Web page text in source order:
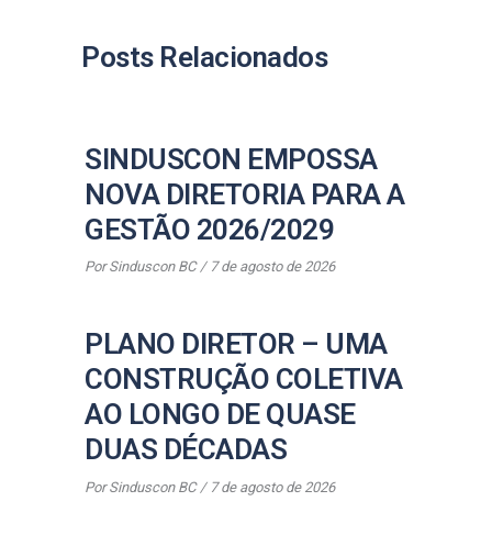
Posts Relacionados
SINDUSCON EMPOSSA
NOVA DIRETORIA PARA A
GESTÃO 2026/2029
Por Sinduscon BC 7 de agosto de 2026
PLANO DIRETOR – UMA
CONSTRUÇÃO COLETIVA
AO LONGO DE QUASE
DUAS DÉCADAS
Por Sinduscon BC 7 de agosto de 2026